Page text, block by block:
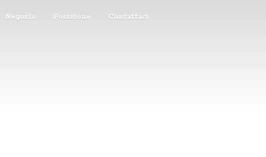
Negozio Posizione Contattaci